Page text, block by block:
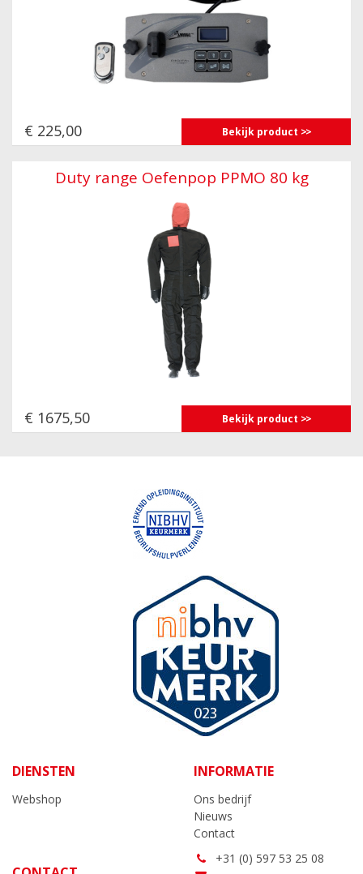
€ 225,00 Bekijk product
Duty range Oefenpop PPMO 80 kg
€ 1675,50 Bekijk product
DIENSTEN
Webshop
INFORMATIE
Ons bedrijf
Nieuws
Contact
+31 (0) 597 53 25 08